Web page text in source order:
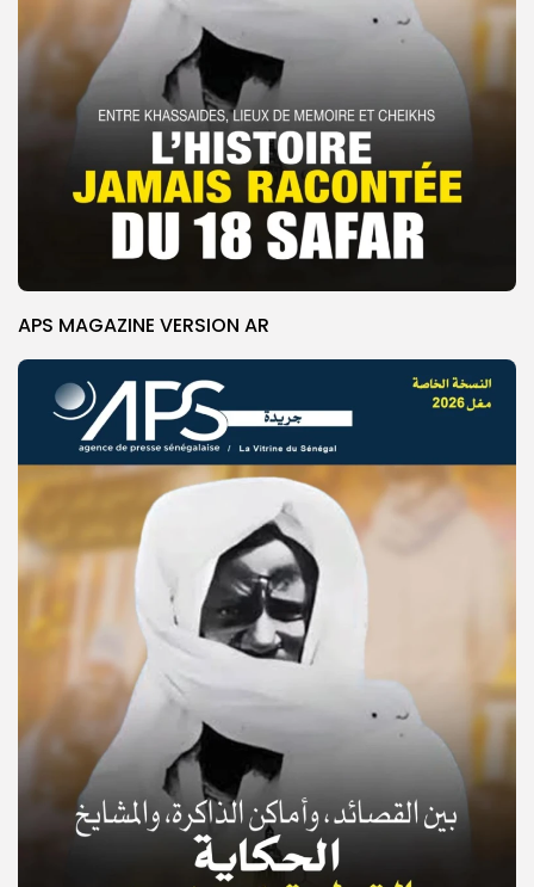
© Copyright 2025, APS
APS MAGAZINE VERSION AR